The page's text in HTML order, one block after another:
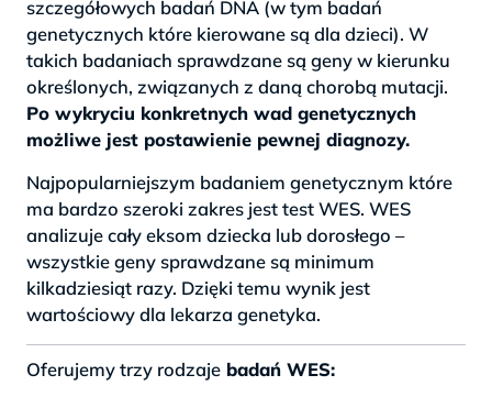
szczegółowych badań DNA (w tym badań
genetycznych które kierowane są dla dzieci). W
takich badaniach sprawdzane są geny w kierunku
określonych, związanych z daną chorobą mutacji.
Po wykryciu konkretnych wad genetycznych
możliwe jest postawienie pewnej diagnozy.
Najpopularniejszym badaniem genetycznym które
ma bardzo szeroki zakres jest test WES. WES
analizuje cały eksom dziecka lub dorosłego –
wszystkie geny sprawdzane są minimum
kilkadziesiąt razy. Dzięki temu wynik jest
wartościowy dla lekarza genetyka.
Oferujemy trzy rodzaje badań WES: